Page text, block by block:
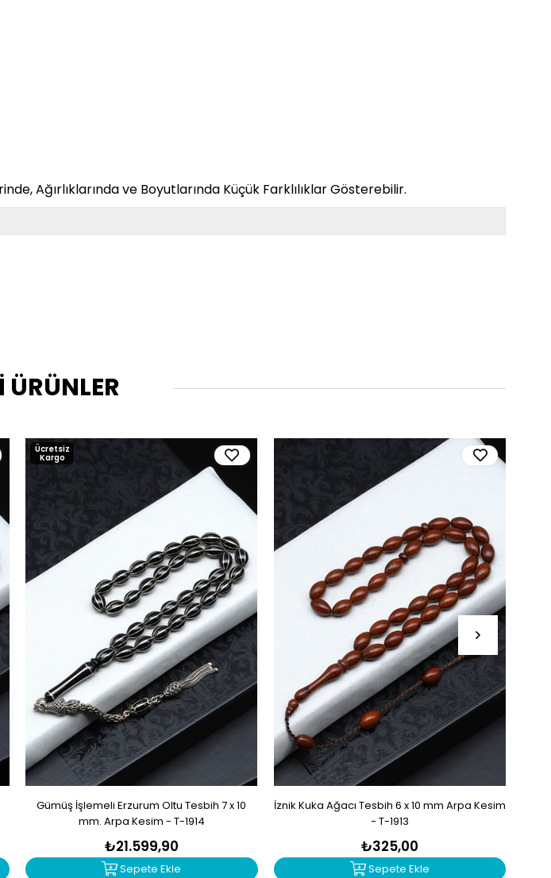
Ağırlıklarında ve Boyutlarında Küçük Farklılıklar Gösterebilir.
ÜRÜNLER
Gümüş İşlemeli Erzurum Oltu Tesbih 7 x 10
mm. Arpa Kesim - T-1914
₺21.599,90
Sepete Ekle
Ücretsiz
Kargo
İznik Kuka Ağacı Tesbih 6 x 10 mm Arpa Kesim
- T-1913
₺325,00
Sepete Ekle